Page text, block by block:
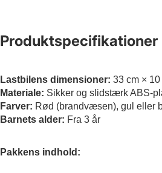
Produktspecifikationer
Lastbilens dimensioner: 33 cm ×
Materiale: Sikker og slidstærk ABS-
Farver: Rød (brandvæsen), gul eller
Barnets alder: Fra 3 år
Pakkens indhold: